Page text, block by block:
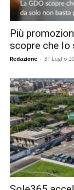
Più
scopre che lo
Redazione - 31 Luglio